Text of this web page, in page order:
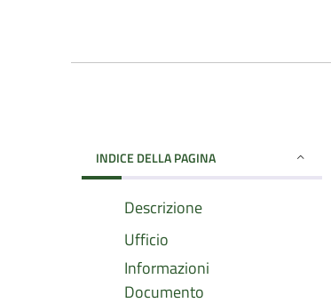
INDICE DELLA PAGINA
Descrizione
Ufficio
Informazioni
Documento